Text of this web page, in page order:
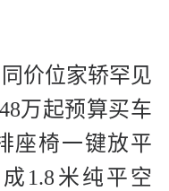
价位家轿罕见
万起预算买车
座椅一键放平
1.8米纯平空